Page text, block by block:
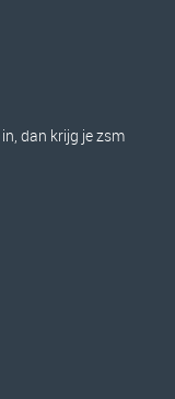
in, dan krijg je zsm